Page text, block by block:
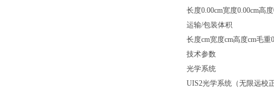
长度0.00cm宽度0.00cm高
运输/包装体积
长度cm宽度cm高度cm毛重
技术参数
光学系统
UIS2光学系统（无限远校